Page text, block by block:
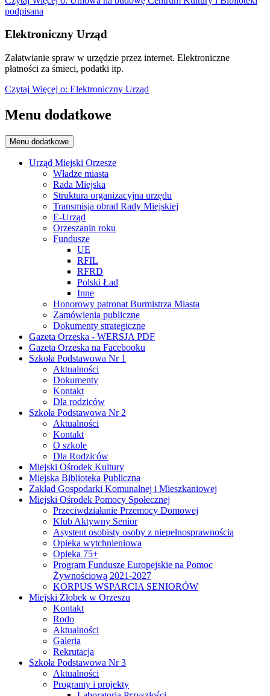
podpisana
Elektroniczny Urząd
Załatwianie spraw w urzędzie przez internet. Elektroniczne
płatności za śmieci, podatki itp.
Czytaj Więcej o: Elektroniczny Urząd
Menu dodatkowe
Menu dodatkowe
Urząd Miejski Orzesze
Władze miasta
Rada Miejska
Struktura organizacyjna urzędu
Transmisja obrad Rady Miejskiej
E-Urząd
Orzeszanin roku
Fundusze
UE
RFIL
RFRD
Polski Ład
Inne
Honorowy patronat Burmistrza Miasta
Zamówienia publiczne
Dokumenty strategiczne
Gazeta Orzeska - WERSJA PDF
Gazeta Orzeska na Facebooku
Szkoła Podstawowa Nr 1
Aktualności
Dokumenty
Kontakt
Dla rodziców
Szkoła Podstawowa Nr 2
Aktualności
Kontakt
O szkole
Dla Rodziców
Miejski Ośrodek Kultury
Miejska Biblioteka Publiczna
Zakład Gospodarki Komunalnej i Mieszkaniowej
Miejski Ośrodek Pomocy Społecznej
Przeciwdziałanie Przemocy Domowej
Klub Aktywny Senior
Asystent osobisty osoby z niepełnosprawnością
Opieka wytchnieniowa
Opieka 75+
Program Fundusze Europejskie na Pomoc
Żywnościową 2021-2027
KORPUS WSPARCIA SENIORÓW
Miejski Żłobek w Orzeszu
Kontakt
Rodo
Aktualności
Galeria
Rekrutacja
Szkoła Podstawowa Nr 3
Aktualności
Programy i projekty